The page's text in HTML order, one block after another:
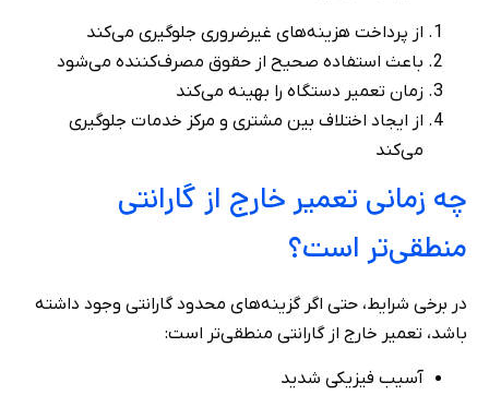
از پرداخت هزینه‌های غیرضروری جلوگیری می‌کند
باعث استفاده صحیح از حقوق مصرف‌کننده می‌شود
زمان تعمیر دستگاه را بهینه می‌کند
از ایجاد اختلاف بین مشتری و مرکز خدمات جلوگیری
می‌کند
چه زمانی تعمیر خارج از گارانتی
منطقی‌تر است؟
در برخی شرایط، حتی اگر گزینه‌های محدود گارانتی وجود داشته
باشد، تعمیر خارج از گارانتی منطقی‌تر است:
آسیب فیزیکی شدید